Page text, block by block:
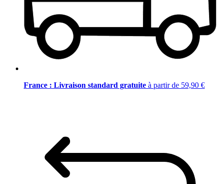
France : Livraison standard gratuite à partir de 59,90 €